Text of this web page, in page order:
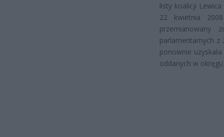
listy koalicji
22 kwietnia
przemianowany
parlamentarnych z
ponownie
oddanych w